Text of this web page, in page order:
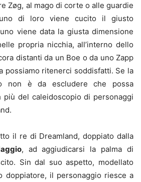
Zøg, al mago di corte o alle guardie
di loro viene cucito il giusto
viene data la giusta dimensione
propria nicchia, all’interno dello
distanti da un Boe o da uno Zapp
possiamo ritenerci soddisfatti. Se la
non è da escludere che possa
più del caleidoscopio di personaggi
il re di Dreamland, doppiato dalla
, ad aggiudicarsi la palma di
Sin dal suo aspetto, modellato
doppiatore, il personaggio riesce a